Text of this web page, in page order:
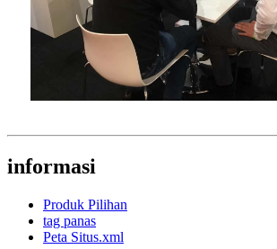
informasi
Produk Pilihan
tag panas
Peta Situs.xml